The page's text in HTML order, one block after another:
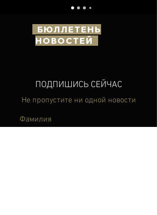
БЮЛЛЕТЕНЬ
НОВОСТЕЙ
ПОДПИШИСЬ СЕЙЧАС
Не пропустите ни одной новости
Фамилия